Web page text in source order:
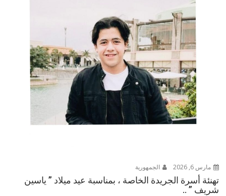
مارس 6, 2026 الجمهورية
تهنئة أسرة الجريدة الخاصة ، بمناسبة عيد ميلاد ” ياسين
شريف ” ..